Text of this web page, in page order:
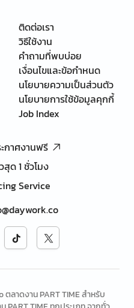
ติดต่อเรา
วิธีใช้งาน
คำถามที่พบบ่อย
เงื่อนไขและข้อกำหนด
นโยบายความเป็นส่วนตัว
นโยบายการใช้ข้อมูลคุกกี้
Job Index
กาศงานฟรี
สุด 1 ชั่วโมง
Service
ลาดงาน PART TIME สำหรับ